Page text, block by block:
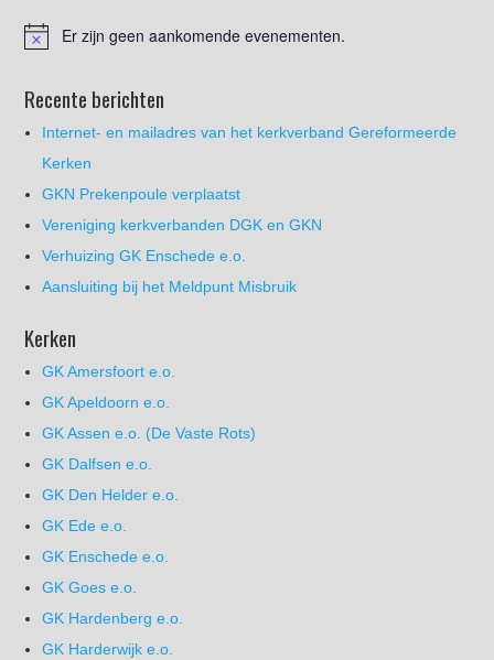
Er zijn geen aankomende evenementen.
Recente berichten
Internet- en mailadres van het kerkverband Gereformeerde
Kerken
GKN Prekenpoule verplaatst
Vereniging kerkverbanden DGK en GKN
Verhuizing GK Enschede e.o.
Aansluiting bij het Meldpunt Misbruik
Kerken
GK Amersfoort e.o.
GK Apeldoorn e.o.
GK Assen e.o. (De Vaste Rots)
GK Dalfsen e.o.
GK Den Helder e.o.
GK Ede e.o.
GK Enschede e.o.
GK Goes e.o.
GK Hardenberg e.o.
GK Harderwijk e.o.